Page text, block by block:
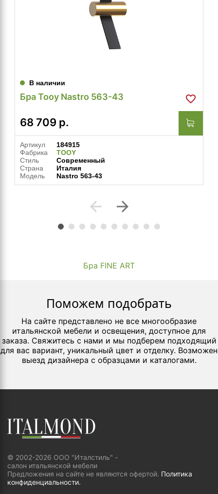
В наличии
Бра Tooy Nastro 563-43
68 709 р.
Артикул
184915
Фабрика
TOOY
Стиль
Современный
Страна
Италия
Модель
Nastro 563-43
arrow_back arrow_forward
Бра FINE ART
Поможем подобрать
На сайте представлено не все многообразие
итальянской мебели и освещения, доступное для
заказа. Свяжитесь с нами и мы подберем подходящий
для вас вариант, уникальный цвет и отделку. Возможен
выезд дизайнера с образцами и каталогами.
© 2002-2026 ООО "Италстиль" -
салон итальянской мебели
Предложения на сайте не являются офертой. Политика
конфиденциальности.